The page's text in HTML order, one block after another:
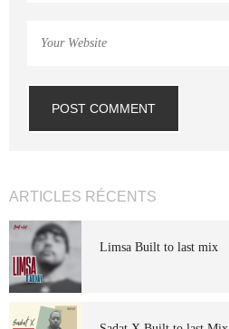
ARTICLES RÉCENTS
Limsa Built to last mix